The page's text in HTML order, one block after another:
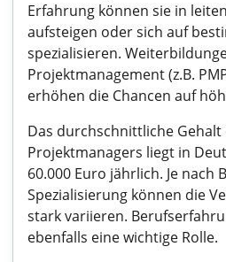
Erfahrung können sie in
aufsteigen oder sich auf
spezialisieren.
Projektmanagement (z.B.
erhöhen die Chancen auf
Das durchschnittliche Gehalt
Projektmanagers liegt in
60.000 Euro jährlich. Je nach
Spezialisierung können die
stark variieren.
ebenfalls eine wichtige Rolle.